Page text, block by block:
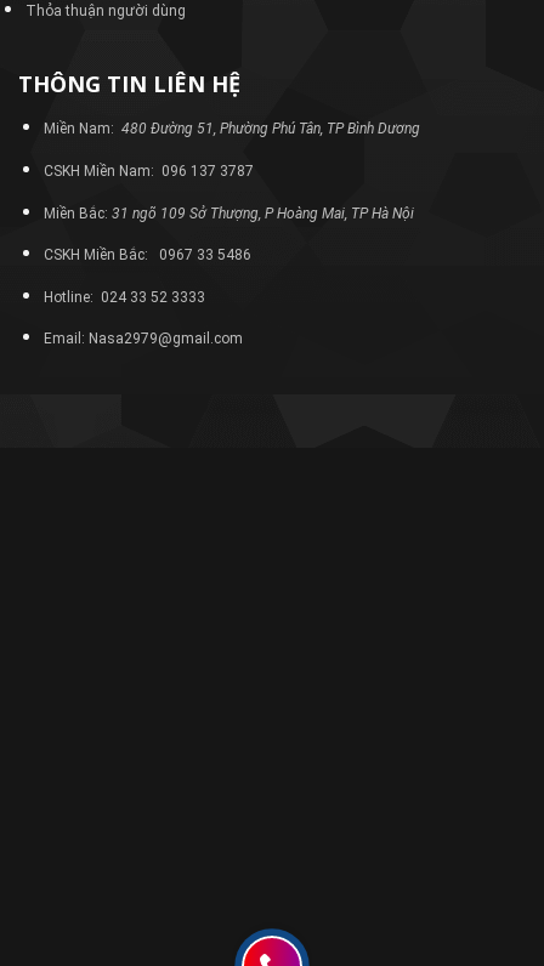
Thỏa thuận người dùng
THÔNG TIN LIÊN HỆ
Miền Nam: 480 Đường 51, Phường Phú Tân, TP Bình Dương
CSKH Miền Nam: 096 137 3787
Miền Bắc: 31 ngõ 109 Sở Thượng, P Hoàng Mai, TP Hà Nội
CSKH Miền Bắc: 0967 33 5486
Hotline: 024 33 52 3333
Email: Nasa2979@gmail.com